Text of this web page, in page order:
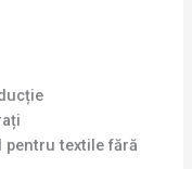
pentru textile fără